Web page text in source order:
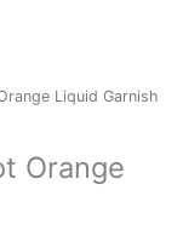
Liquid Garnish
Orange